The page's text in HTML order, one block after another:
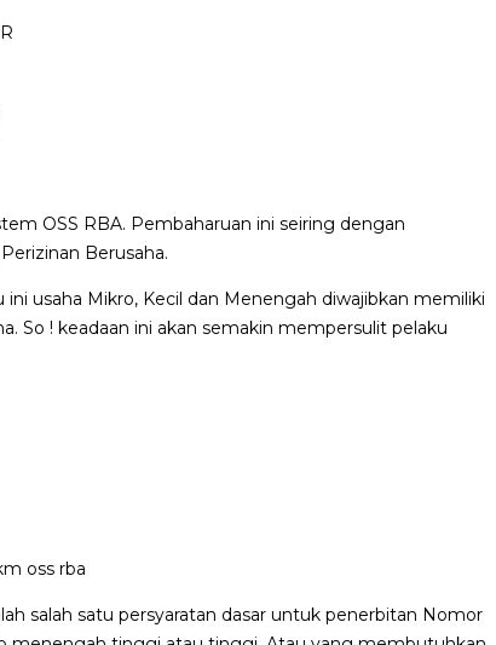
OSS RBA. Pembaharuan ini seiring dengan
Berusaha.
ini usaha Mikro, Kecil dan Menengah diwajibkan memiliki
So ! keadaan ini akan semakin mempersulit pelaku
oss rba
salah satu persyaratan dasar untuk penerbitan Nomor